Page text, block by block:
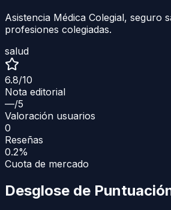
Asistencia Médica Colegial, seguro
profesiones colegiadas.
salud
6.8/10
Nota editorial
—/5
Valoración usuarios
0
Reseñas
0.2%
Cuota de mercado
Desglose de